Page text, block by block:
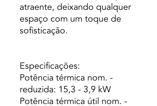
atraente, deixando qualquer
espaço com um toque de
sofisticação.
Especificações:
Potência térmica nom. -
reduzida: 15,3 - 3,9 kW
Potência térmica útil nom. -